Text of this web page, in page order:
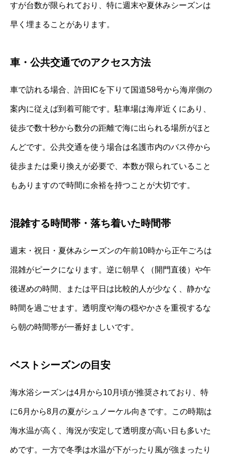
すが台数が限られており、特に週末や夏休みシーズンは
早く埋まることがあります。
車・公共交通でのアクセス方法
車で訪れる場合、許田ICを下りて国道58号から海岸側の
案内に従えば到着可能です。駐車場は海岸近くにあり、
徒歩で数十秒から数分の距離で海に出られる場所がほと
んどです。公共交通を使う場合は名護市内のバス停から
徒歩または乗り換えが必要で、本数が限られていること
もありますので時間に余裕を持つことが大切です。
混雑する時間帯・落ち着いた時間帯
週末・祝日・夏休みシーズンの午前10時から正午ごろは
混雑がピークになります。逆に朝早く（開門直後）や午
後遅めの時間、または平日は比較的人が少なく、静かな
時間を過ごせます。透明度や海の穏やかさを重視するな
ら朝の時間帯が一番好ましいです。
ベストシーズンの目安
海水浴シーズンは4月から10月頃が推奨されており、特
に6月から8月の夏がシュノーケル向きです。この時期は
海水温が高く、海況が安定して透明度が高い日も多いた
めです。一方で冬季は水温が下がったり風が強まったり